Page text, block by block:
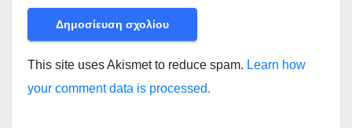
This site uses Akismet to reduce spam. Learn how
your comment data is processed.